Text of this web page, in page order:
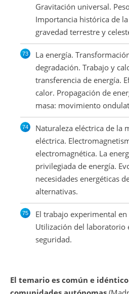
Gravitación universal.
Importancia histórica de
gravedad terrestre y
La energía.
degradación. Trabajo y
transferencia de energía.
calor. Propagación de
masa: movimiento
Naturaleza eléctrica de la
eléctrica.
electromagnética. La
privilegiada de energía.
necesidades energéticas
alternativas.
El trabajo experimental en
Utilización del laboratorio
seguridad.
El temario es común e